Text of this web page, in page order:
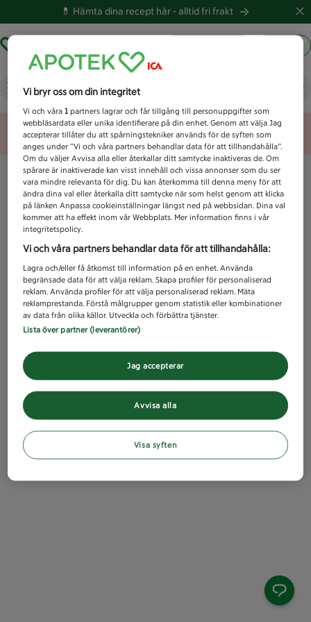
💊 Hämta dina recept här -alltid fri frakt
Vad letar du efter idag?
Unknown error
Vi bryr oss om din integritet
Vi och våra1 partners lagrar och får tillgång till personuppgifter som
webbläsardata eller unika identifierare på din enhet. Genom att välja Jag
accepterar tillåter du att spårningstekniker används för de syften som
anges under ”Vi och våra partners behandlar data för att tillhandahålla”.
Om du väljer Avvisa alla eller återkallar ditt samtycke inaktiveras de. Om
spårare är inaktiverade kan visst innehåll och vissa annonser som du ser
vara mindre relevanta för dig. Du kan återkomma till denna meny för att
ändra dina val eller återkalla ditt samtycke när som helst genom att klicka
på länken Anpassa cookieinställningar längst ned på webbsidan. Dina val
kommer att ha effekt inom vår Webbplats. Mer information finns i vår
integritetspolicy.
Vi och våra partners behandlar data för att tillhandahålla:
Lagra och/eller få åtkomst till information på en enhet. Använda
begränsade data för att välja reklam. Skapa profiler för personaliserad
reklam. Använda profiler för att välja personaliserad reklam. Mäta
reklamprestanda. Förstå målgrupper genom statistik eller kombinationer
av data från olika källor. Utveckla och förbättra tjänster.
Lista över partner (leverantörer)
Avvisa alla
Jag accepterar
Visa syften